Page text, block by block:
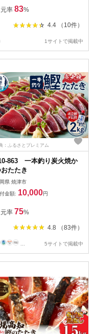
容量 ふるさと納税魚 ふる
納税人気 ふるさと納税カ
オたたき ふるさと納税
骨なし たたき カツオ わ
り ハマスイ 愛南町 愛媛
率 83%
4.4 （10件）
1サイトで掲載中
：ふるさとプレミアム
863 一本釣り炭火焼か
たたき
県 焼津市
金額: 10,000円
率 75%
4.8 （83件）
5サイトで掲載中